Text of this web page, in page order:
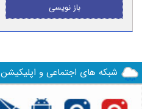
باز نویسی
شبکه های اجتماعی و اپلیکیشن